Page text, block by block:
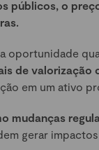
públicos, o
oportunidade
de valorização
em um ativo
mudanças
gerar